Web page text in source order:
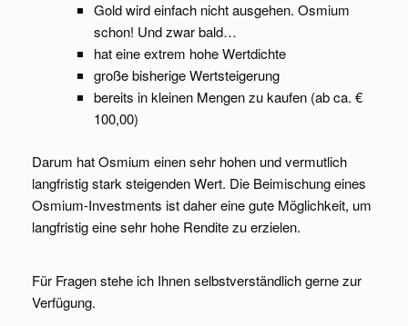
Gold wird einfach nicht ausgehen. Osmium
schon! Und zwar bald…
hat eine extrem hohe Wertdichte
große bisherige Wertsteigerung
bereits in kleinen Mengen zu kaufen (ab ca. €
100,00)
Darum hat Osmium einen sehr hohen und vermutlich
langfristig stark steigenden Wert. Die Beimischung eines
Osmium-Investments ist daher eine gute Möglichkeit, um
langfristig eine sehr hohe Rendite zu erzielen.
Für Fragen stehe ich Ihnen selbstverständlich gerne zur
Verfügung.